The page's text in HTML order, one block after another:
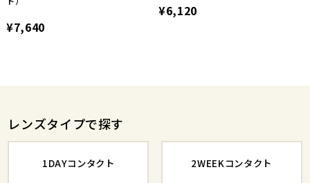
¥7,640
¥6,120
レンズタイプで探す
1DAYコンタクト 2WEEKコンタクト